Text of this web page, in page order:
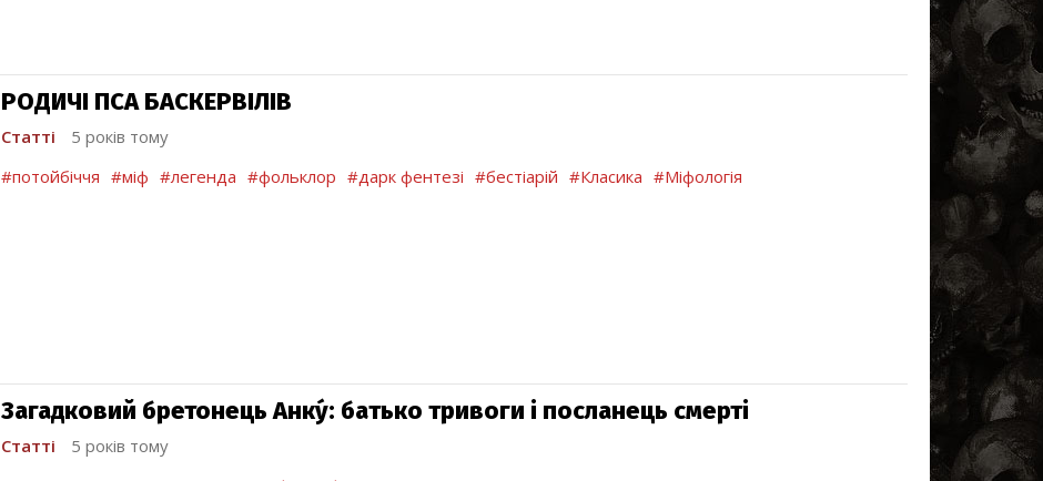
РОДИЧІ ПСА БАСКЕРВІЛІВ
Статті
5 років тому
#потойбіччя #міф #легенда #фольклор #дарк фентезі #бестіарій #Класика #Міфологія
Загадковий бретонець Анку́: батько тривоги і посланець смерті
Статті
5 років тому